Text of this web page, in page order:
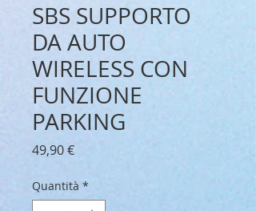
SBS SUPPORTO
DA AUTO
WIRELESS CON
FUNZIONE
PARKING
49,90 €Prezzo
Quantità *